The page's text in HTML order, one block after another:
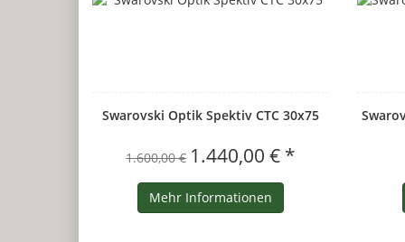
Swarovski Optik Spektiv CTC 30x75
1.600,00 € 1.440,00 € *
Mehr Informationen